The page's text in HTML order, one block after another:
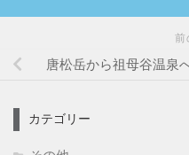
前
唐松岳から祖母谷温泉
カテゴリー